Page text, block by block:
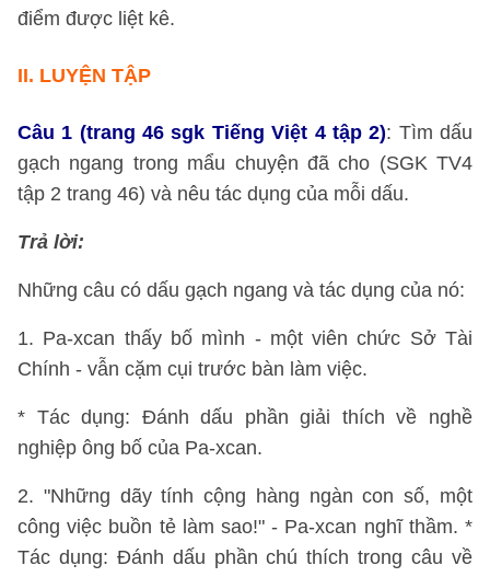
điểm được liệt kê.
II. LUYỆN TẬP
Câu 1 (trang 46 sgk Tiếng Việt 4 tập 2): Tìm dấu
gạch ngang trong mẩu chuyện đã cho (SGK TV4
tập 2 trang 46) và nêu tác dụng của mỗi dấu.
Trả lời:
Những câu có dấu gạch ngang và tác dụng của nó:
1. Pa-xcan thấy bố mình - một viên chức Sở Tài
Chính - vẫn cặm cụi trước bàn làm việc.
* Tác dụng: Đánh dấu phần giải thích về nghề
nghiệp ông bố của Pa-xcan.
2. "Những dãy tính cộng hàng ngàn con số, một
công việc buồn tẻ làm sao!" - Pa-xcan nghĩ thầm. *
Tác dụng: Đánh dấu phần chú thích trong câu về